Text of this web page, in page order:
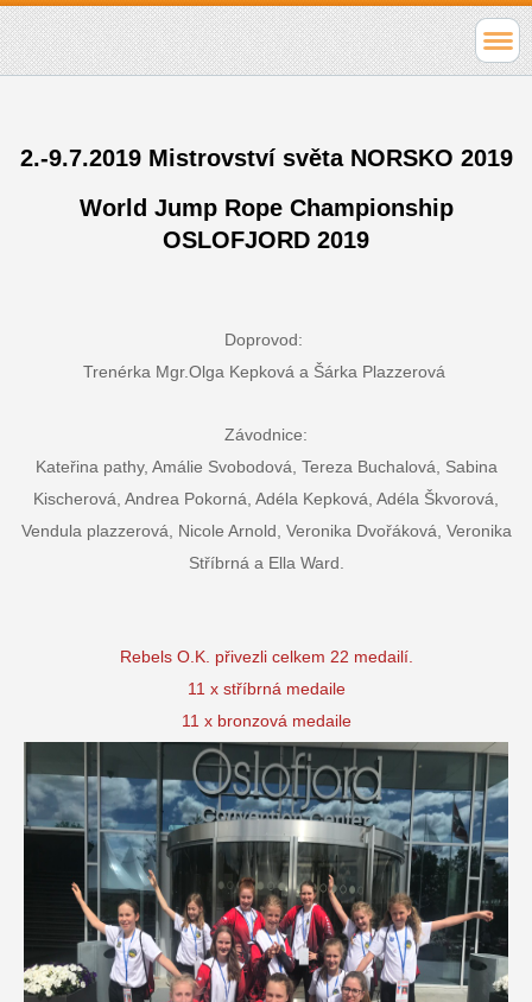
2.-9.7.2019 Mistrovství světa NORSKO 2019
World Jump Rope Championship
OSLOFJORD 2019
Doprovod:
Trenérka Mgr.Olga Kepková a Šárka Plazzerová
Závodnice:
Kateřina pathy, Amálie Svobodová, Tereza Buchalová, Sabina
Kischerová, Andrea Pokorná, Adéla Kepková, Adéla Škvorová,
Vendula plazzerová, Nicole Arnold, Veronika Dvořáková, Veronika
Stříbrná a Ella Ward.
Rebels O.K. přivezli celkem 22 medailí.
11 x stříbrná medaile
11 x bronzová medaile